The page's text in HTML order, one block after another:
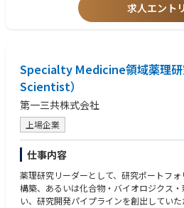
・計画・組織力：強い計画力および組織力
・領域・フェーズ経験：複数の治療領域
あり、個人・チームのパフォーマンス向
リーなフィードバックを提供できる。
・イノベーションとプロセス改善：イノベ
ロセス改善を行える。
・誠実さとコンプライアンス：AbbVieの
シップ価値観に従い、誠実に行動できる。
・リスク・不確実性への対応：リスクや不
でき、必要に応じて進路を変更できる。
・意思決定：利用可能なデータと情報に基
意思決定を行える。
・自律性：自立して業務を遂行し、主導
を持って行動できる。
求人エント
Specialty Medicine領域薬理
Scientist）
第一三共株式会社
上場企業
仕事内容
薬理研究リーダーとして、研究ポートフ
構築、あるいは化合物・バイオロジクス
い、研究開発パイプラインを創出していた